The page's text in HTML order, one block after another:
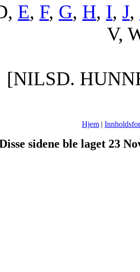
E, F, G, H, I, J,
V,
[NILSD.
Hjem |
sidene ble laget 23